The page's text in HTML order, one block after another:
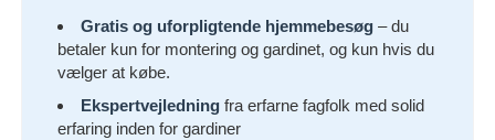
Gratis og uforpligtende hjemmebesøg – du
betaler kun for montering og gardinet, og kun hvis du
vælger at købe.
Ekspertvejledning fra erfarne fagfolk med solid
erfaring inden for gardiner